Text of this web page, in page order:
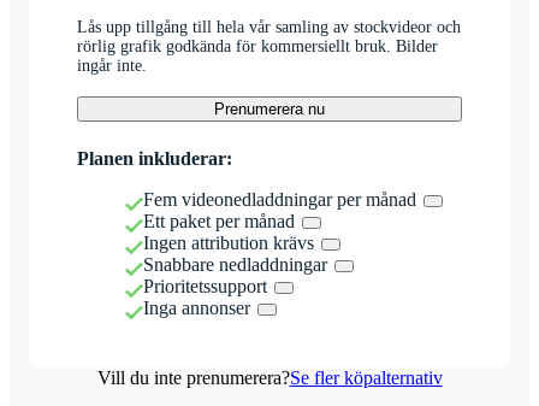
Lås upp tillgång till hela vår samling av stockvideor och
rörlig grafik godkända för kommersiellt bruk. Bilder
ingår inte.
Prenumerera nu
Planen inkluderar:
Fem videonedladdningar per månad
Ett paket per månad
Ingen attribution krävs
Snabbare nedladdningar
Prioritetssupport
Inga annonser
Vill du inte prenumerera?Se fler köpalternativ